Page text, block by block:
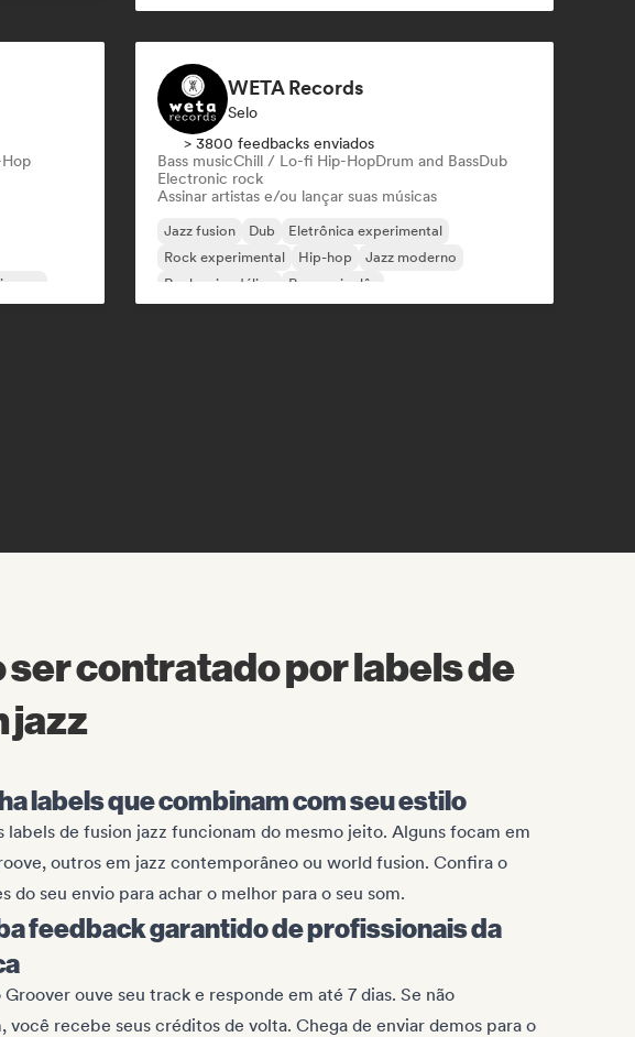
pop
WETA Records
Selo
> 3800 feedbacks enviados
Bass musicChill / Lo-fi Hip-HopDrum and BassDub
Electronic rock
Assinar artistas e/ou lançar suas músicas
Jazz fusion Dub
Eletrônica experimental
Rock experimental
Hip-hop
Jazz moderno
Rock psicodélico
Rap em inglês
ser contratado por labels de
jazz
labels que combinam com seu estilo
labels de fusion jazz funcionam do mesmo jeito. Alguns focam em
outros em jazz contemporâneo ou world fusion. Confira o
do seu envio para achar o melhor para o seu som.
feedback garantido de profissionais da
Groover ouve seu track e responde em até 7 dias. Se não
você recebe seus créditos de volta. Chega de enviar demos para o